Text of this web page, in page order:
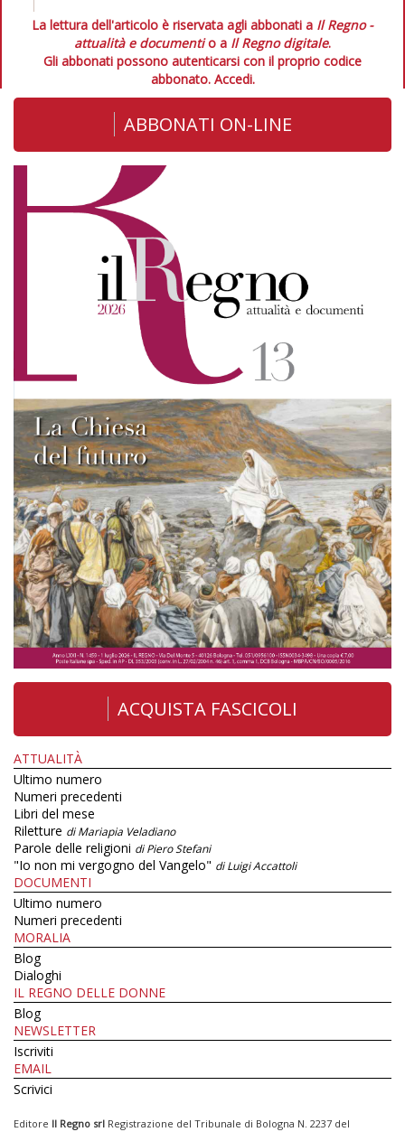
La lettura dell'articolo è riservata agli abbonati a Il Regno -
attualità e documentio a Il Regno digitale.
Gli abbonati possono autenticarsi con il proprio codice
abbonato. Accedi.
ABBONATI ON-LINE
ACQUISTA FASCICOLI
ATTUALITÀ
Ultimo numero
Numeri precedenti
Libri del mese
Riletture di Mariapia Veladiano
Parole delle religioni di Piero Stefani
"Io non mi vergogno del Vangelo" di Luigi Accattoli
DOCUMENTI
Ultimo numero
Numeri precedenti
MORALIA
Blog
Dialoghi
IL REGNO DELLE DONNE
Blog
NEWSLETTER
Iscriviti
EMAIL
Scrivici
Editore Il Regno srl Registrazione del Tribunale di Bologna N. 2237 del